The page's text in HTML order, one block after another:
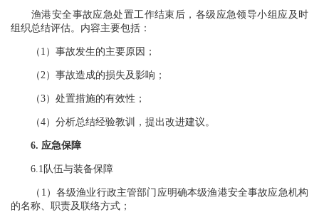
渔港安全事故应急处置工作结束后，各级应急领导小组应及时
组织总结评估。内容主要包括：
（1）事故发生的主要原因；
（2）事故造成的损失及影响；
（3）处置措施的有效性；
（4）分析总结经验教训，提出改进建议。
6. 应急保障
6.1队伍与装备保障
（1）各级渔业行政主管部门应明确本级渔港安全事故应急机构
的名称、职责及联络方式；